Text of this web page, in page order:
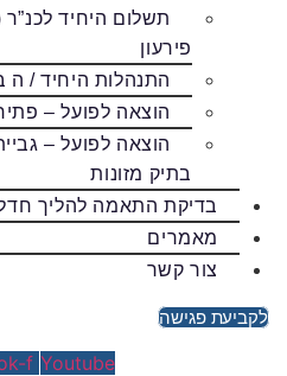
תשלום היחיד
פירעון
התנהלות היחיד / ה
הוצאה לפועל –
הוצאה לפועל –
בתיק מזונות
בדיקת התאמה להליך
מאמרים
צור קשר
לקביעת פגישה
f Youtube